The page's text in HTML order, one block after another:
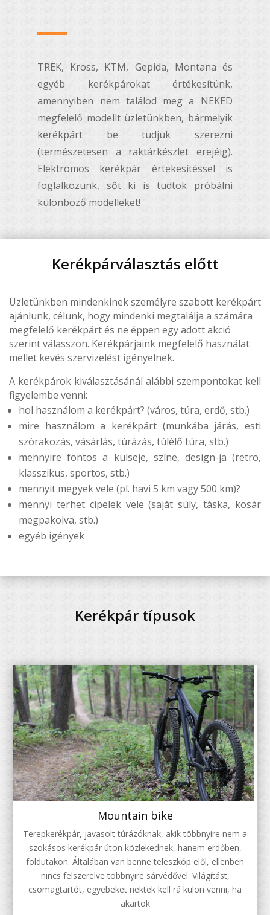
TREK, Kross, KTM, Gepida, Montana és
egyéb kerékpárokat értékesítünk,
amennyiben nem találod meg a NEKED
megfelelő modellt üzletünkben, bármelyik
kerékpárt be tudjuk szerezni
(természetesen a raktárkészlet erejéig).
Elektromos kerékpár értekesítéssel is
foglalkozunk, sőt ki is tudtok próbálni
különböző modelleket!
Kerékpárválasztás előtt
Üzletünkben mindenkinek személyre szabott kerékpárt
ajánlunk, célunk, hogy mindenki megtalálja a számára
megfelelő kerékpárt és ne éppen egy adott akció
szerint válasszon. Kerékpárjaink megfelelő használat
mellet kevés szervizelést igényelnek.
A kerékpárok kiválasztásánál alábbi szempontokat kell
figyelembe venni:
hol használom a kerékpárt? (város, túra, erdő, stb.)
mire használom a kerékpárt (munkába járás, esti
szórakozás, vásárlás, túrázás, túlélő túra, stb.)
mennyire fontos a külseje, színe, design-ja (retro,
klasszikus, sportos, stb.)
mennyit megyek vele (pl. havi 5 km vagy 500 km)?
mennyi terhet cipelek vele (saját súly, táska, kosár
megpakolva, stb.)
egyéb igények
Kerékpár típusok
Mountain bike
Terepkerékpár, javasolt túrázóknak, akik többnyire nem a
szokásos kerékpár úton közlekednek, hanem erdőben,
földutakon. Általában van benne teleszkóp elől, ellenben
nincs felszerelve többnyire sárvédővel. Világítást,
csomagtartót, egyebeket nektek kell rá külön venni, ha
akartok